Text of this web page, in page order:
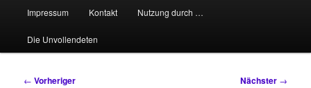
Impressum Kontakt Nutzung durch …
Die Unvollendeten
Beitragsnavigation
← Vorheriger Nächster →